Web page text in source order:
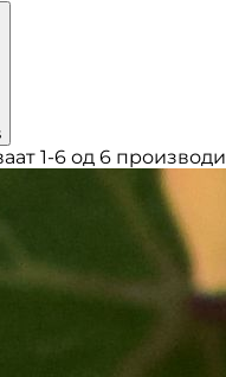
1-6 од 6 производи